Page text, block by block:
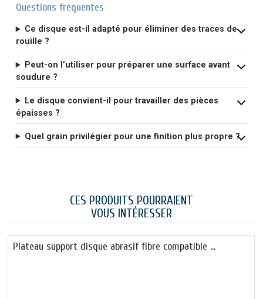
Questions fréquentes
Ce disque est-il adapté pour éliminer des traces de
rouille ?
Peut-on l’utiliser pour préparer une surface avant
soudure ?
Le disque convient-il pour travailler des pièces
épaisses ?
Quel grain privilégier pour une finition plus propre ?
CES PRODUITS POURRAIENT
VOUS INTÉRESSER
Plateau support disque abrasif fibre compatible …